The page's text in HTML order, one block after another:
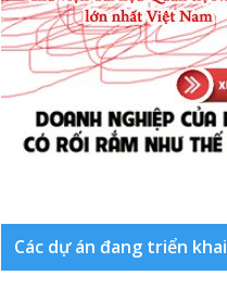
Các dự án đang triển khai